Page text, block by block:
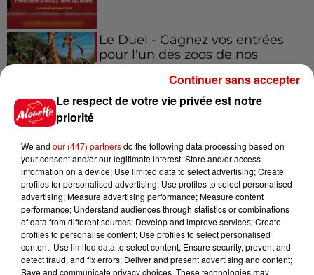
Le Duel - Gagnez vos entrées
pour l'un des zoos de nos
régions !
votre séjour en famille au cœur
de la...
Destination Vacances : inscrivez-
vous !
Le respect de votre vie privée est notre
priorité
We and our (447) partnersdo the following data processing based on
your consent and/or our legitimate interest: Store and/or access
information on a device; Use limited data to select advertising; Create
profiles for personalised advertising; Use profiles to select personalised
advertising; Measure advertising performance; Measure content
performance; Understand audiences through statistics or combinations
of data from different sources; Develop and improve services; Create
profiles to personalise content; Use profiles to select personalised
content; Use limited data to select content; Ensure security, prevent and
detect fraud, and fix errors; Deliver and present advertising and content;
Save and communicate privacy choices. These technologies may
Continuer sans accepter